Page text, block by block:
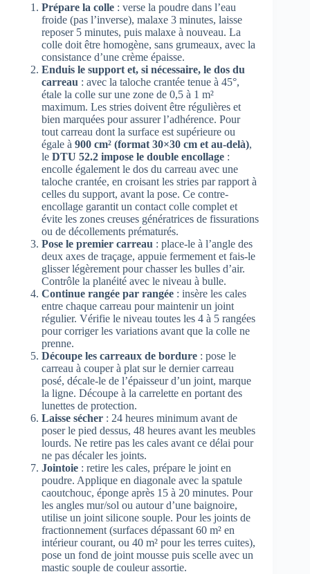
Prépare la colle : verse la poudre dans l’eau
froide (pas l’inverse), malaxe 3 minutes, laisse
reposer 5 minutes, puis malaxe à nouveau. La
colle doit être homogène, sans grumeaux, avec la
consistance d’une crème épaisse.
Enduis le support et, si nécessaire, le dos du
carreau : avec la taloche crantée tenue à 45°,
étale la colle sur une zone de 0,5 à 1 m²
maximum. Les stries doivent être régulières et
bien marquées pour assurer l’adhérence. Pour
tout carreau dont la surface est supérieure ou
égale à 900 cm² (format 30×30 cm et au-delà),
le DTU 52.2 impose le double encollage :
encolle également le dos du carreau avec une
taloche crantée, en croisant les stries par rapport à
celles du support, avant la pose. Ce contre-
encollage garantit un contact colle complet et
évite les zones creuses génératrices de fissurations
ou de décollements prématurés.
Pose le premier carreau : place-le à l’angle des
deux axes de traçage, appuie fermement et fais-le
glisser légèrement pour chasser les bulles d’air.
Contrôle la planéité avec le niveau à bulle.
Continue rangée par rangée : insère les cales
entre chaque carreau pour maintenir un joint
régulier. Vérifie le niveau toutes les 4 à 5 rangées
pour corriger les variations avant que la colle ne
prenne.
Découpe les carreaux de bordure : pose le
carreau à couper à plat sur le dernier carreau
posé, décale-le de l’épaisseur d’un joint, marque
la ligne. Découpe à la carrelette en portant des
lunettes de protection.
Laisse sécher : 24 heures minimum avant de
poser le pied dessus, 48 heures avant les meubles
lourds. Ne retire pas les cales avant ce délai pour
ne pas décaler les joints.
Jointoie : retire les cales, prépare le joint en
poudre. Applique en diagonale avec la spatule
caoutchouc, éponge après 15 à 20 minutes. Pour
les angles mur/sol ou autour d’une baignoire,
utilise un joint silicone souple. Pour les joints de
fractionnement (surfaces dépassant 60 m² en
intérieur courant, ou 40 m² pour les terres cuites),
pose un fond de joint mousse puis scelle avec un
mastic souple de couleur assortie.